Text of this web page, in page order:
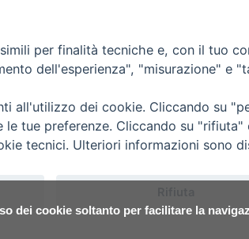
dei cookie soltanto per facilitare la
per finalità tecniche e, con il tuo
dell'esperienza", "misurazione" e
all'utilizzo dei cookie. Cliccando su
tue preferenze. Cliccando su
tecnici. Ulteriori informazioni sono